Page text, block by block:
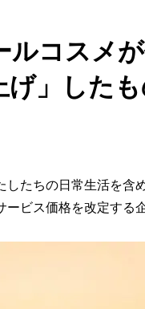
ルコスメ
げ」した
たちの日常生活を含
ビス価格を改定する